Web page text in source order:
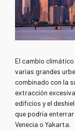
El cambio
varias grandes
combinado con la
extracción
edificios y el
que podría
Venecia o Yakarta.